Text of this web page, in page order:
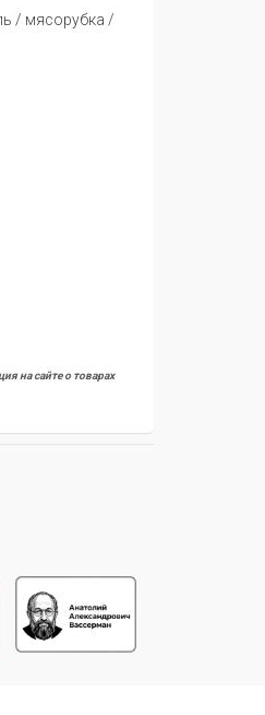
/ мясорубка /
на сайте о товарах